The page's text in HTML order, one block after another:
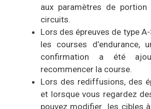
aux paramètres de portion
circuits.
Lors des épreuves de type
les courses d’endurance,
confirmation a été
recommencer la course.
Lors des rediffusions, des
et lorsque vous regardez
pouvez modifier les cibles